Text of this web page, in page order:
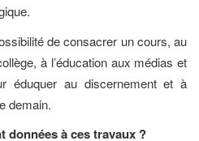
de consacrer un cours, au
à l’éducation aux médias et
éduquer au discernement et à
demain.
données à ces travaux ?